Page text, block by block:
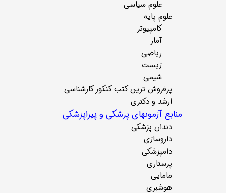
علوم سیاسی
علوم پایه
کامپیوتر
آمار
ریاضی
زیست
شیمی
پرفروش ترین کتب کنکور کارشناسی
ارشد و دکتری
منابع آزمونهای پزشکی و پیراپزشکی
دندان پزشکی
داروسازی
دامپزشکی
پرستاری
مامایی
هوشبری